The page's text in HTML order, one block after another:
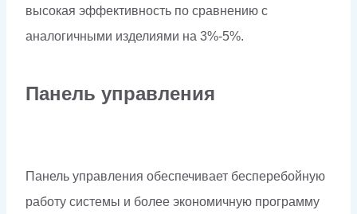
высокая эффективность по сравнению с
аналогичными изделиями на 3%-5%.
Панель управления
Панель управления обеспечивает бесперебойную
работу системы и более экономичную программу